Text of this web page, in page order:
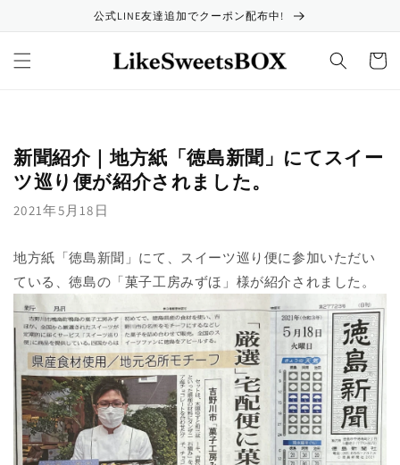
進む
公式LINE友達追加でクーポン配布中!
カ
ー
新聞紹介｜地方紙「徳島新聞」にてスイー
ツ巡り便が紹介されました。
2021年5月18日
地方紙「徳島新聞」にて、スイーツ巡り便に参加いただい
ている、徳島の「菓子工房みずほ」様が紹介されました。